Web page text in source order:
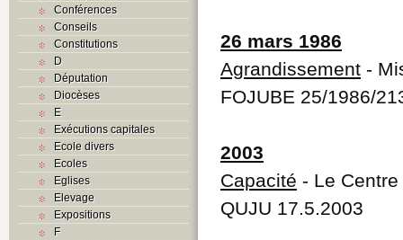
Conférences
Conseils
Constitutions
D
Députation
Diocèses
E
Exécutions capitales
Ecole divers
Ecoles
Eglises
Elevage
Expositions
F
26 mars 1986
Agrandissement -
FOJUBE 25/1986/
2003
Capacité - Le
QUJU 17.5.2003